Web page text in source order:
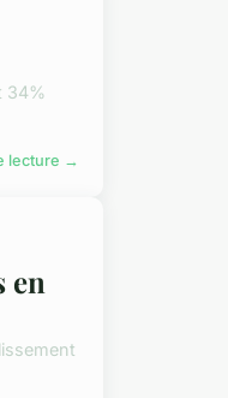
34%
lecture →
en